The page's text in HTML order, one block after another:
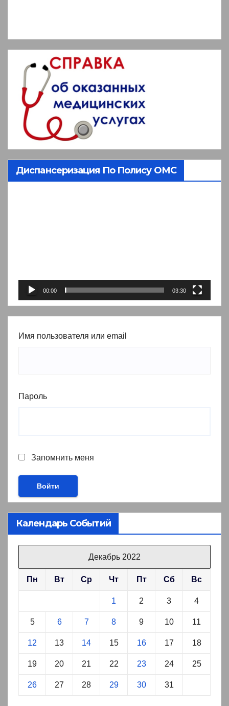
Диспансеризация По Полису ОМС
00:00 03:30
Имя пользователя или email
Пароль
Запомнить меня
Календарь Событий
Декабрь 2022
Пн Вт Ср Чт Пт Сб Вс
1 2 3 4
5 6 7 8 9 10 11
12 13 14 15 16 17 18
19 20 21 22 23 24 25
26 27 28 29 30 31